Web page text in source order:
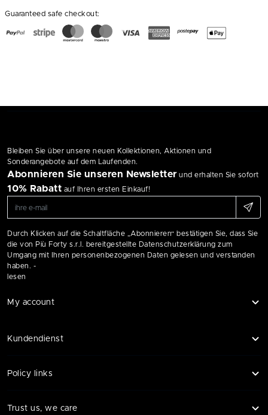
Guaranteed safe checkout:
Bleiben Sie über unsere neuen Kollektionen, Aktionen und
Sonderangebote auf dem Laufenden.
Abonnieren Sie unseren Newsletter und erhalten Sie sofort
10% Rabatt auf Ihren ersten Einkauf!
Durch Klicken auf die Schaltfläche „Abonnieren“ bestätigen Sie, dass Sie
die von Più Forty s.r.l. bereitgestellte Datenschutzerklärung zum
Umgang mit Ihren personenbezogenen Daten gelesen und verstanden
haben. -
lesen
My account
Kundendienst
Policy links
Trust us, we care